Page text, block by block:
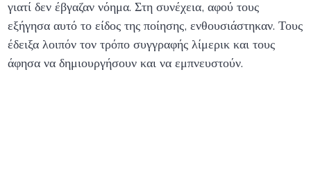
γιατί δεν έβγαζαν νόημα. Στη συνέχεια, αφού τους
εξήγησα αυτό το είδος της ποίησης, ενθουσιάστηκαν. Τους
έδειξα λοιπόν τον τρόπο συγγραφής λίμερικ και τους
άφησα να δημιουργήσουν και να εμπνευστούν.